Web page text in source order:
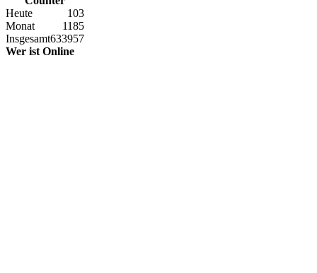
Heute
103
Monat
1185
Insgesamt633957
Wer ist Online